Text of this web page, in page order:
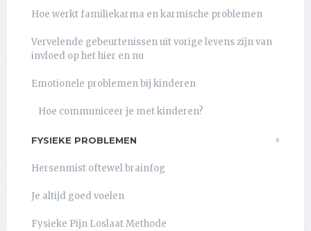
Hoe werkt familiekarma en karmische problemen
Vervelende gebeurtenissen uit vorige levens zijn van
invloed op het hier en nu
Emotionele problemen bij kinderen
Hoe communiceer je met kinderen?
FYSIEKE PROBLEMEN
Hersenmist oftewel brainfog
Je altijd goed voelen
Fysieke Pijn Loslaat Methode